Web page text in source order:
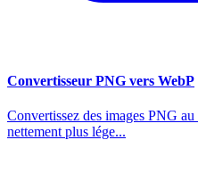
Convertisseur PNG vers WebP
Convertissez des images PNG
nettement plus lége...